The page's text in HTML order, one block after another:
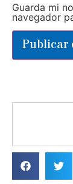
Guarda mi
navegador